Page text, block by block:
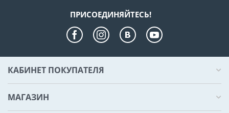
ПРИСОЕДИНЯЙТЕСЬ!
КАБИНЕТ ПОКУПАТЕЛЯ
МАГАЗИН